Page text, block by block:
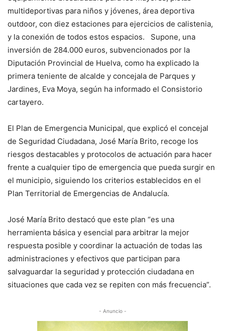
multideportivas para niños y jóvenes, área deportiva
outdoor, con diez estaciones para ejercicios de calistenia,
y la conexión de todos estos espacios. Supone, una
inversión de 284.000 euros, subvencionados por la
Diputación Provincial de Huelva, como ha explicado la
primera teniente de alcalde y concejala de Parques y
Jardines, Eva Moya, según ha informado el Consistorio
cartayero.
El Plan de Emergencia Municipal, que explicó el concejal
de Seguridad Ciudadana, José María Brito, recoge los
riesgos destacables y protocolos de actuación para hacer
frente a cualquier tipo de emergencia que pueda surgir en
el municipio, siguiendo los criterios establecidos en el
Plan Territorial de Emergencias de Andalucía.
José María Brito destacó que este plan “es una
herramienta básica y esencial para arbitrar la mejor
respuesta posible y coordinar la actuación de todas las
administraciones y efectivos que participan para
salvaguardar la seguridad y protección ciudadana en
situaciones que cada vez se repiten con más frecuencia”.
- Anuncio -